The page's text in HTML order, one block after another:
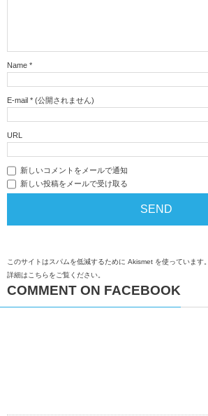
Name *
E-mail * (公開されません)
URL
新しいコメントをメールで通知
新しい投稿をメールで受け取る
このサイトはスパムを低減するために Akismet を使っています。
詳細はこちらをご覧ください
COMMENT ON FACEBOOK